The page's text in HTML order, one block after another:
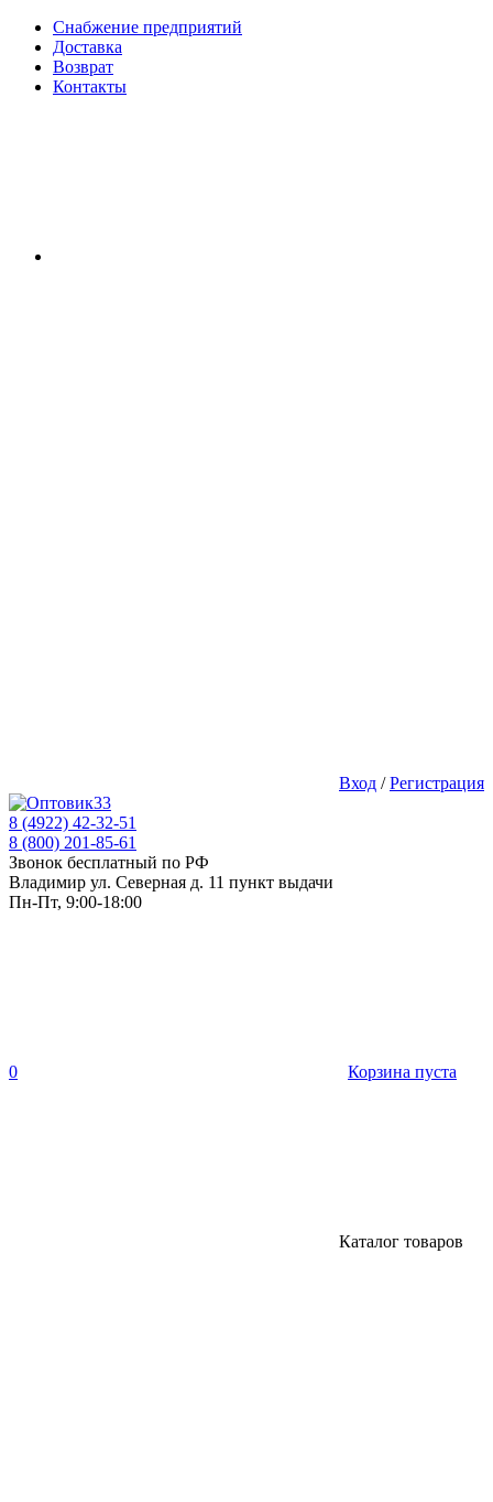
Снабжение предприятий
Доставка
Возврат
Контакты
Вход /Регистрация
8 (4922) 42-32-51
8 (800) 201-85-61
Звонок бесплатный по РФ
Владимир ул. Северная д. 11 пункт выдачи
Пн-Пт, 9:00-18:00
0 Корзина пуста
Каталог товаров